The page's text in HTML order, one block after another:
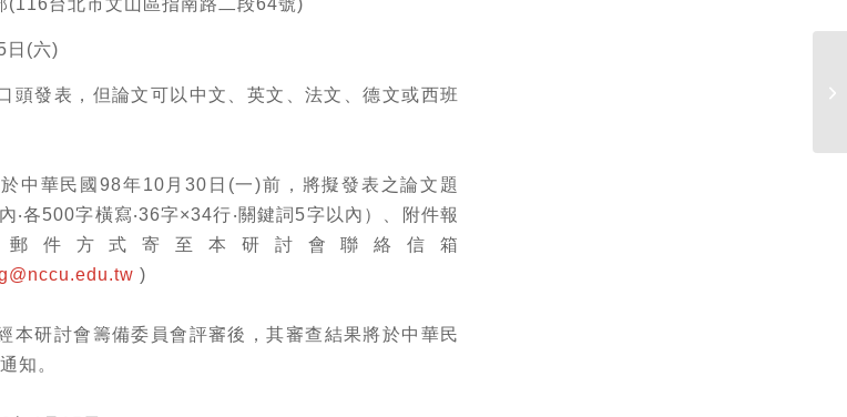
日(六)
頭發表，但論文可以中文、英文、法文、德文或西班
於中華民國98年10月30日(一)前，將擬發表之論文題
‧各500字橫寫‧36字×34行‧關鍵詞5字以內）、附件報
件方式寄至本研討會聯絡信箱
)
本研討會籌備委員會評審後，其審查結果將於中華民
知。